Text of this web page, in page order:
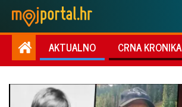
AKTUALNO CRNA KRONIKA